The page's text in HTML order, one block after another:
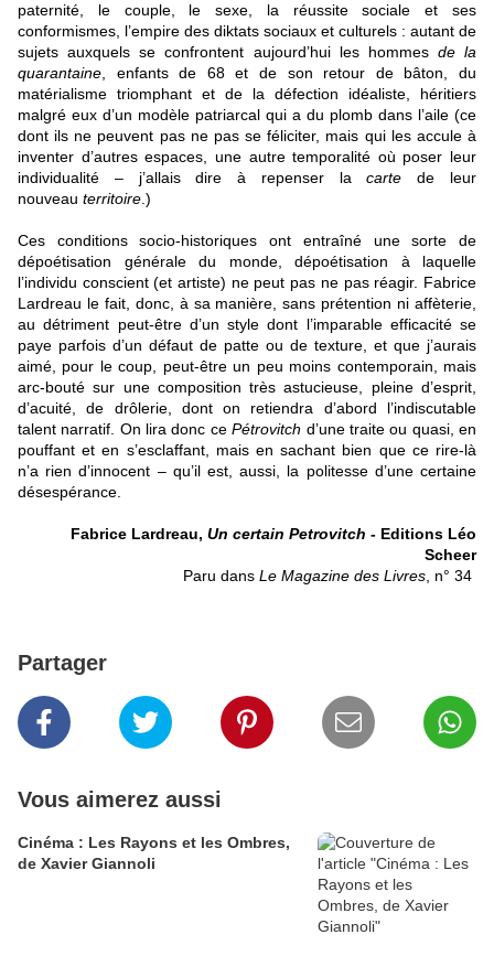
paternité, le couple, le sexe, la réussite sociale et ses
conformismes, l’empire des diktats sociaux et culturels : autant de
sujets auxquels se confrontent aujourd’hui les hommes de la
quarantaine , enfants de 68 et de son retour de bâton, du
matérialisme triomphant et de la défection idéaliste, héritiers
malgré eux d’un modèle patriarcal qui a du plomb dans l’aile (ce
dont ils ne peuvent pas ne pas se féliciter, mais qui les accule à
inventer d’autres espaces, une autre temporalité où poser leur
individualité – j’allais dire à repenser lacarte de leur
nouveau territoire .)
Ces conditions socio-historiques ont entraîné une sorte de
dépoétisation générale du monde, dépoétisation à laquelle
l’individu conscient (et artiste) ne peut pas ne pas réagir. Fabrice
Lardreau le fait, donc, à sa manière, sans prétention ni affèterie,
au détriment peut-être d’un style dont l’imparable efficacité se
paye parfois d’un défaut de patte ou de texture, et que j’aurais
aimé, pour le coup, peut-être un peu moins contemporain, mais
arc-bouté sur une composition très astucieuse, pleine d’esprit,
d’acuité, de drôlerie, dont on retiendra d’abord l’indiscutable
talent narratif. On lira donc cePétrovitch d’une traite ou quasi, en
pouffant et en s’esclaffant, mais en sachant bien que ce rire-là
n’a rien d’innocent – qu’il est, aussi, la politesse d’une certaine
désespérance.
Fabrice Lardreau, Un certain Petrovitch - Editions Léo
Scheer
Paru dans Le Magazine des Livres , n° 34
Partager
Vous aimerez aussi
Cinéma : Les Rayons et les Ombres,
de Xavier Giannoli